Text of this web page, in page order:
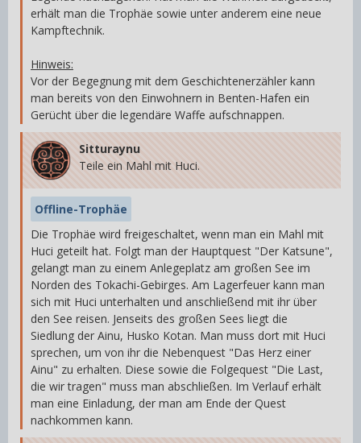
erhält man die Trophäe sowie unter anderem eine neue
Kampftechnik.
Hinweis:
Vor der Begegnung mit dem Geschichtenerzähler kann
man bereits von den Einwohnern in Benten-Hafen ein
Gerücht über die legendäre Waffe aufschnappen.
Sitturaynu
Teile ein Mahl mit Huci.
Offline-Trophäe
Die Trophäe wird freigeschaltet, wenn man ein Mahl mit
Huci geteilt hat. Folgt man der Hauptquest "Der Katsune",
gelangt man zu einem Anlegeplatz am großen See im
Norden des Tokachi-Gebirges. Am Lagerfeuer kann man
sich mit Huci unterhalten und anschließend mit ihr über
den See reisen. Jenseits des großen Sees liegt die
Siedlung der Ainu, Husko Kotan. Man muss dort mit Huci
sprechen, um von ihr die Nebenquest "Das Herz einer
Ainu" zu erhalten. Diese sowie die Folgequest "Die Last,
die wir tragen" muss man abschließen. Im Verlauf erhält
man eine Einladung, der man am Ende der Quest
nachkommen kann.